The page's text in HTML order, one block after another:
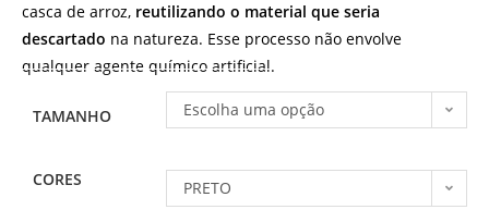
casca de arroz, reutilizando o material que seria
descartado na natureza. Esse processo não envolve
qualquer agente químico artificial.
TAMANHO Escolha uma opção
CORES PRETO